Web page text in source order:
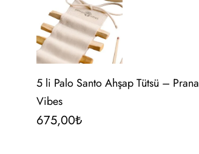
5 li Palo Santo Ahşap Tütsü – Prana
Vibes
675,00₺